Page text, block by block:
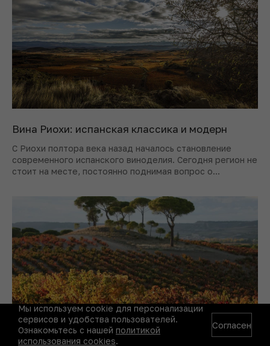
Вина Риохи: испанская классика и модерн
С Риохи полтора века назад началось становление
современного испанского виноделия. Сегодня регион не
стоит на месте, постоянно поднимая вопрос о
Мы используем cookie для персонализации
сервисов и удобства пользователей.
Ознакомьтесь с нашей политикой
использования cookies.
Согласен